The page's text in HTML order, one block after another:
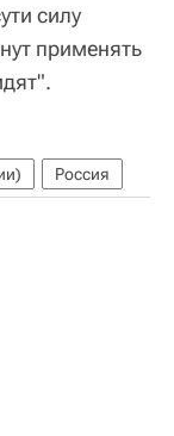
силу
применять
Россия